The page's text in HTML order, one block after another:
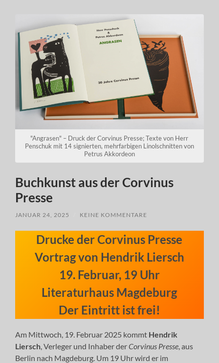
"Angrasen" – Druck der Corvinus Presse; Texte von Herr
Penschuk mit 14 signierten, mehrfarbigen Linolschnitten von
Petrus Akkordeon
Buchkunst aus der Corvinus
Presse
JANUAR 24, 2025 KEINE KOMMENTARE
Drucke der Corvinus Presse
Vortrag von Hendrik Liersch
19. Februar, 19 Uhr
Literaturhaus Magdeburg
Der Eintritt ist frei!
Am Mittwoch, 19. Februar 2025 kommt Hendrik
Liersch , Verleger und Inhaber derCorvinus Presse , aus
Berlin nach Magdeburg. Um 19 Uhr wird er im